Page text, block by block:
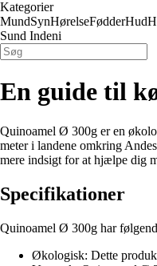
Kategorier
MundSynHørelseFødderHud
Sund Indeni
En guide til
Quinoamel Ø 300g er en
meter i landene omkring
mere indsigt for at hjælpe dig
Specifikationer
Quinoamel Ø 300g har
Økologisk: Dette